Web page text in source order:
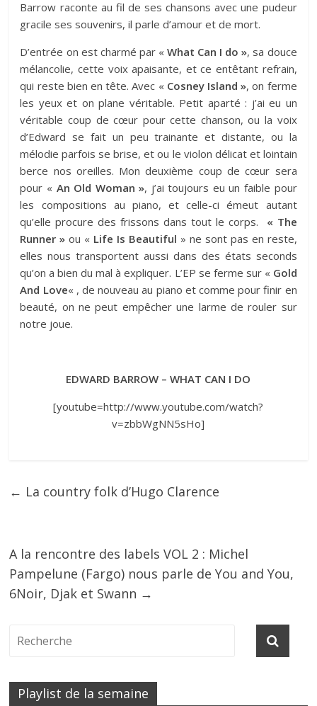
Barrow raconte au fil de ses chansons avec une pudeur
gracile ses souvenirs, il parle d’amour et de mort.
D’entrée on est charmé par « What Can I do », sa douce
mélancolie, cette voix apaisante, et ce entêtant refrain,
qui reste bien en tête. Avec « Cosney Island », on ferme
les yeux et on plane véritable. Petit aparté : j’ai eu un
véritable coup de cœur pour cette chanson, ou la voix
d’Edward se fait un peu trainante et distante, ou la
mélodie parfois se brise, et ou le violon délicat et lointain
berce nos oreilles. Mon deuxième coup de cœur sera
pour « An Old Woman », j’ai toujours eu un faible pour
les compositions au piano, et celle-ci émeut autant
qu’elle procure des frissons dans tout le corps. « The
Runner » ou « Life Is Beautiful » ne sont pas en reste,
elles nous transportent aussi dans des états seconds
qu’on a bien du mal à expliquer. L’EP se ferme sur « Gold
And Love« , de nouveau au piano et comme pour finir en
beauté, on ne peut empêcher une larme de rouler sur
notre joue.
EDWARD BARROW – WHAT CAN I DO
[youtube=http://www.youtube.com/watch?
v=zbbWgNN5sHo]
← La country folk d’Hugo Clarence
A la rencontre des labels VOL 2 : Michel
Pampelune (Fargo) nous parle de You and You,
6Noir, Djak et Swann →
Playlist de la semaine